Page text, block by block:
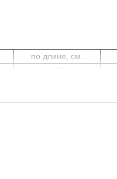
по длине, см.
уровня основания по